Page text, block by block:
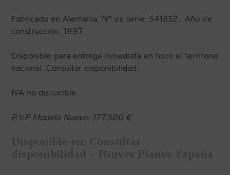
Fabricado en Alemania. Nº de serie: 541832. Año de
construcción: 1997.
Disponible para entrega inmediata en todo el territorio
nacional. Consultar disponibilidad.
IVA no deducible.
P.V.P Modelo Nuevo: 177.500 €
Disponible en: Consultar
disponibilidad – Hinves Pianos España